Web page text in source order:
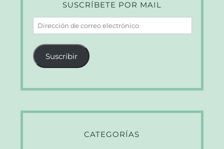
SUSCRÍBETE POR MAIL
Dirección
de
correo
electrónico
Suscribir
CATEGORÍAS